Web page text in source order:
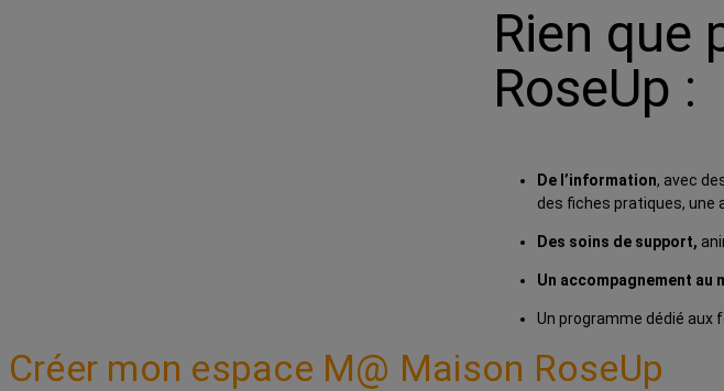
Rien que
RoseUp :
De l’information, avec
des fiches pratiques, une
Des soins de support,
Un accompagnement au
Un programme dédié aux
Créer mon espace M@ Maison RoseUp